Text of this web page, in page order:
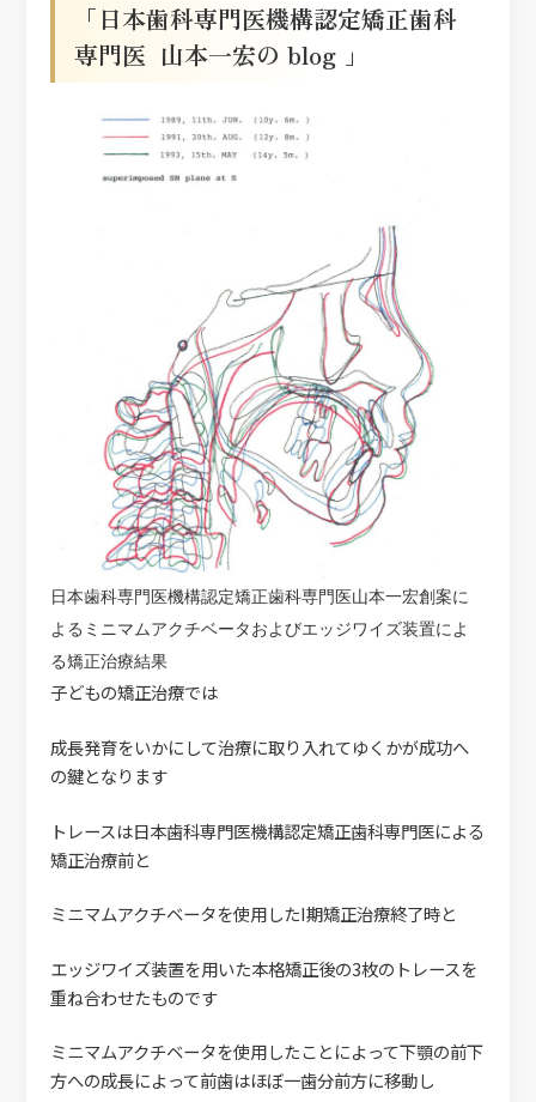
「日本歯科専門医機構認定矯正歯科
専門医 山本一宏の blog 」
日本歯科専門医機構認定矯正歯科専門医山本一宏創案に
よるミニマムアクチベータおよびエッジワイズ装置によ
る矯正治療結果
子どもの矯正治療では
成長発育をいかにして治療に取り入れてゆくかが成功へ
の鍵となります
トレースは日本歯科専門医機構認定矯正歯科専門医による
矯正治療前と
ミニマムアクチベータを使用したI期矯正治療終了時と
エッジワイズ装置を用いた本格矯正後の3枚のトレースを
重ね合わせたものです
ミニマムアクチベータを使用したことによって下顎の前下
方への成長によって前歯はほぼ一歯分前方に移動し